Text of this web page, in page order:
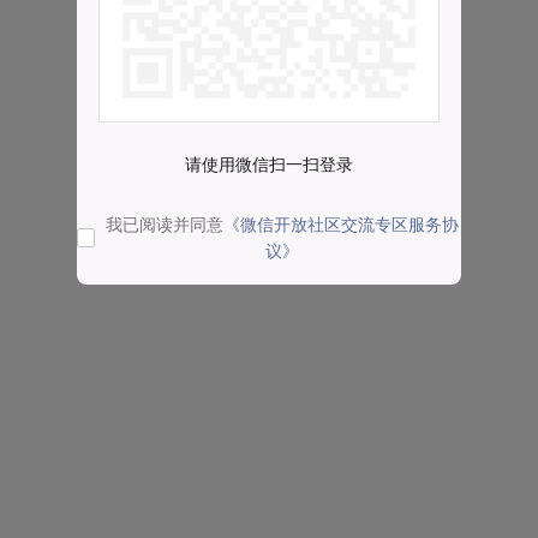
请使用微信扫一扫登录
我已阅读并同意 《微信开放社区交流专区服务协
议》